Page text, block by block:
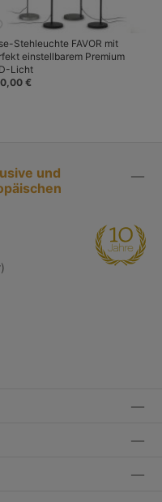
Stehleuchte FAVOR mit
einstellbarem Premium
Licht
€
und